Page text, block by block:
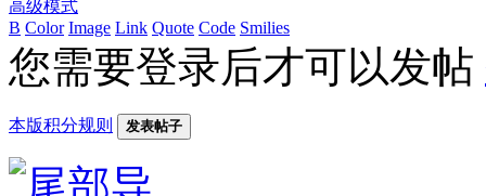
高级模式
B Color Image Link Quote Code Smilies
您需要登录后才可以发帖
本版积分规则 发表帖子